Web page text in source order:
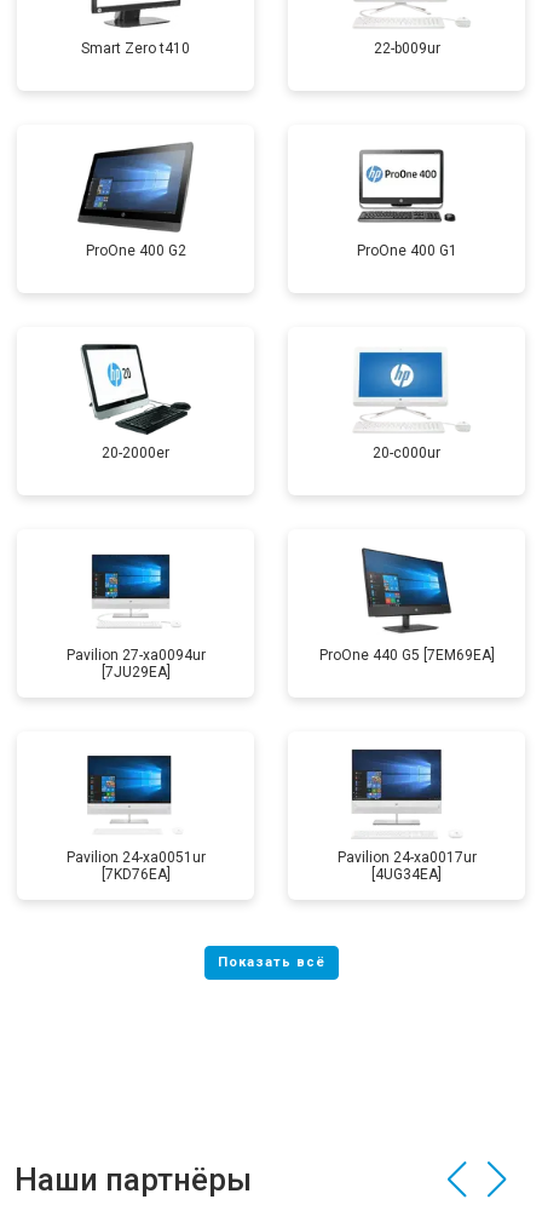
Smart Zero t410 22-b009ur
ProOne 400 G2 ProOne 400 G1
20-2000er 20-c000ur
Pavilion 27-xa0094ur
[7JU29EA]
ProOne 440 G5 [7EM69EA]
Pavilion 24-xa0051ur
[7KD76EA]
Pavilion 24-xa0017ur
[4UG34EA]
Наши партнёры